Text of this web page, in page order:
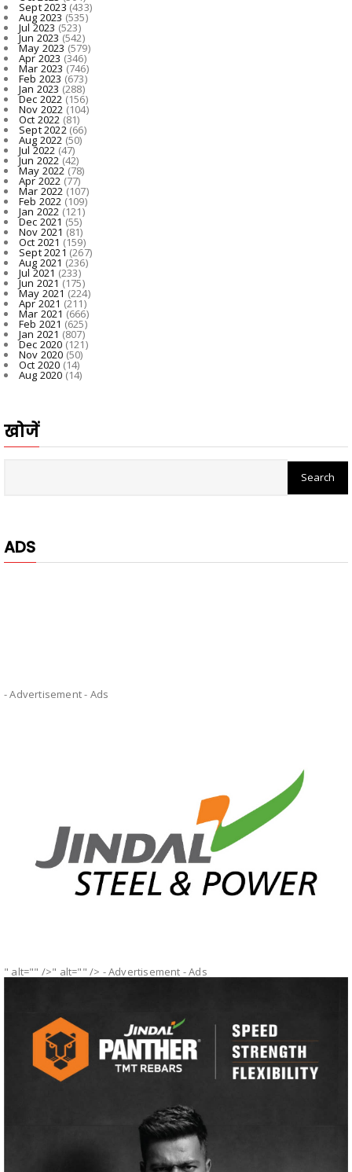
Sept 2023 (433)
Aug 2023 (535)
Jul 2023 (523)
Jun 2023(542)
May 2023(579)
Apr 2023 (346)
Mar 2023 (746)
Feb 2023 (673)
Jan 2023 (288)
Dec 2022(156)
Nov 2022 (104)
Oct 2022 (81)
Sept 2022(66)
Aug 2022 (50)
Jul 2022 (47)
Jun 2022(42)
May 2022(78)
Apr 2022 (77)
Mar 2022(107)
Feb 2022 (109)
Jan 2022 (121)
Dec 2021 (55)
Nov 2021 (81)
Oct 2021 (159)
Sept 2021 (267)
Aug 2021 (236)
Jul 2021 (233)
Jun 2021(175)
May 2021(224)
Apr 2021 (211)
Mar 2021 (666)
Feb 2021 (625)
Jan 2021 (807)
Dec 2020(121)
Nov 2020 (50)
Oct 2020 (14)
Aug 2020(14)
खोजें
ADS
- Advertisement - Ads
" alt="" />" alt="" /> - Advertisement -Ads